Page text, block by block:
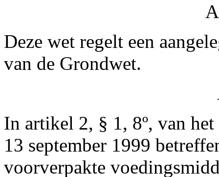
Deze wet regelt een
van de Grondwet.
In artikel 2, § 1, 8º, van
13 september 1999
voorverpakte